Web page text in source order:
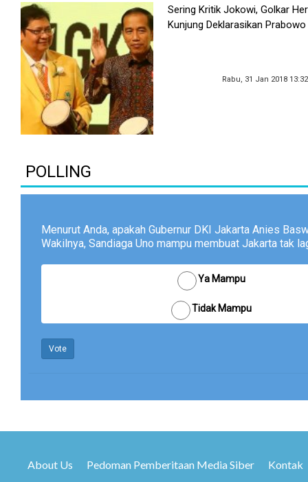
Sering Kritik Jokowi, Golkar
Kunjung Deklarasikan
Rabu, 31 Jan 2018
POLLING
Menurut Anda, apakah Gubernur DKI Jakarta Anies
Wakilnya, Sandiaga Uno mampu membuat Jakarta tak
Ya Mampu
Tidak Mampu
Vote
About Us Pedoman Pemberitaan Media Siber Kontak